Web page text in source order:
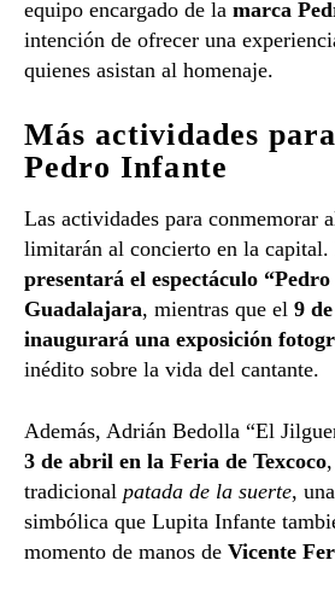
equipo encargado de la marca
intención de ofrecer una
quienes asistan al homenaje.
Másactividades
PedroInfante
Las actividades para conmemorar
limitarán al concierto en la capital.
presentará el espectáculo “Pedro
Guadalajara, mientras que el 9 de
inaugurará una exposición
inédito sobre la vida del cantante.
Además, Adrián Bedolla “El
3 de abril en la Feria de Texcoco,
tradicional patada de la suerte, una
simbólica que Lupita Infante
momento de manos de Vicente